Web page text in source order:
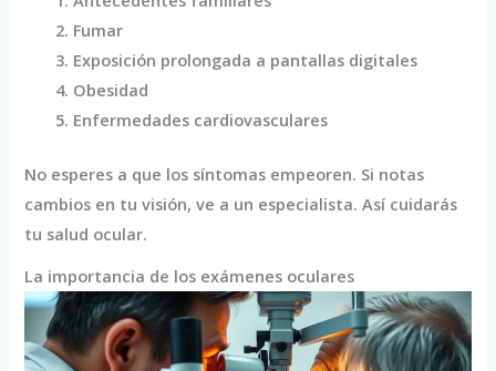
Fumar
Exposición prolongada a pantallas digitales
Obesidad
Enfermedades cardiovasculares
No esperes a que los síntomas empeoren. Si notas
cambios en tu visión, ve a un especialista. Así cuidarás
tu salud ocular.
La importancia de los exámenes oculares